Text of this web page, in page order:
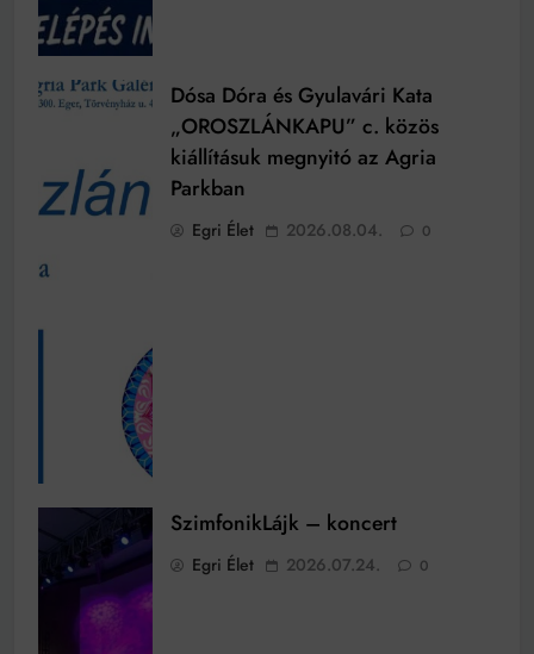
Dósa Dóra és Gyulavári Kata
„OROSZLÁNKAPU” c. közös
kiállításuk megnyitó az Agria
Parkban
Egri Élet 2026.08.04. 0
SzimfonikLájk – koncert
Egri Élet 2026.07.24. 0